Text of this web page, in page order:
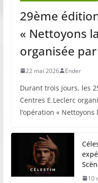
29ème
« Nettoyons
organisée par
22 mai 2026 Ender
Durant trois jours, les
Centres E.Leclerc
l’opération « Nettoyons
10